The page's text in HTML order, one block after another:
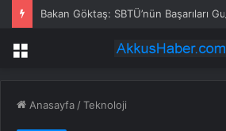
Bakan Göktaş: SBTÜ’nün Başarıları
Menü
Anasayfa /Teknoloji